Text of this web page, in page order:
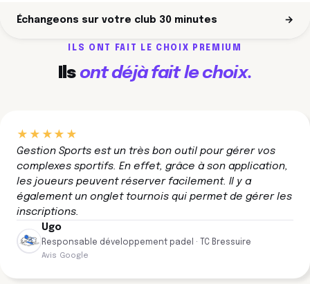
Échangeons sur votre club 30 minutes →
ILS ONT FAIT LE CHOIX PREMIUM
Ils ont déjà fait le choix.
★★★★★
Gestion Sports est un très bon outil pour gérer vos
complexes sportifs. En effet, grâce à son application,
les joueurs peuvent réserver facilement. Il y a
également un onglet tournois qui permet de gérer les
inscriptions.
Ugo
Responsable développement padel · TC Bressuire
Avis Google